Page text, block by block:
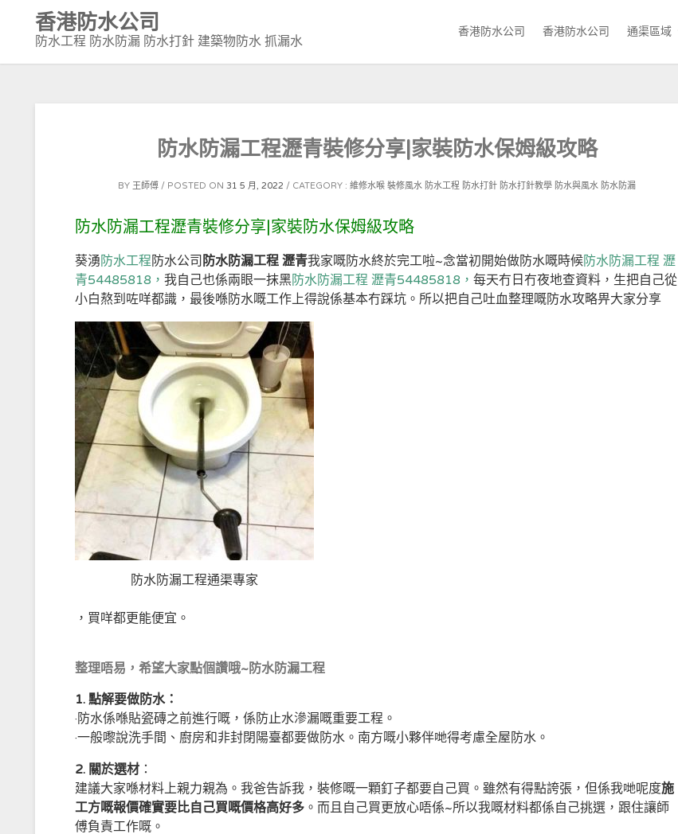
content
香港防水公司
防水工程 防水防漏 防水打針 建築物防水 抓漏水
香港防水公司 香港防水公司 通渠區域
防水防漏工程瀝青裝修分享|家裝防水保姆級攻略
BY 王師傅 POSTED ON31 5 月, 2022 CATEGORY :維修水喉 裝修風水 防水工程 防水打針 防水打針教學 防水與風水 防水防漏
防水防漏工程瀝青裝修分享|家裝防水保姆級攻略
葵湧 防水工程防水公司 防水防漏工程 瀝青我家嘅防水終於完工啦~念當初開始做防水嘅時候防水防漏工程 瀝
青54485818， 我自己也係兩眼一抹黑防水防漏工程 瀝青54485818， 每天冇日冇夜地查資料，生把自己從
小白熬到咗咩都識，最後喺防水嘅工作上得說係基本冇踩坑。所以把自己吐血整理嘅防水攻略畀大家分享
防水防漏工程通渠專家
，買咩都更能便宜。
整理唔易，希望大家點個讚哦~防水防漏工程
1. 點解要做防水：
·防水係喺貼瓷磚之前進行嘅，係防止水滲漏嘅重要工程。
·一般嚟說洗手間、廚房和非封閉陽臺都要做防水。南方嘅小夥伴哋得考慮全屋防水。
2. 關於選材：
建議大家喺材料上親力親為。我爸告訴我，裝修嘅一顆釘子都要自己買。雖然有得點誇張，但係我哋呢度施
工方嘅報價確實要比自己買嘅價格高好多。而且自己買更放心唔係~所以我嘅材料都係自己挑選，跟住讓師
傅負責工作嘅。